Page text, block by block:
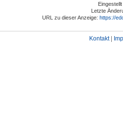
Letzte
URL zu dieser Anzeige: https://
Kontakt|